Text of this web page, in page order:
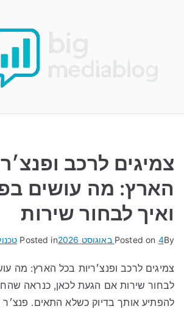
צמיגים לרכב
הארץ: מה עושים
ואיך לבחור שירות
By
Posted on 4 באוגוסט 2026 Posted in
צמיגים לרכב ופנצ׳ריות בכל הארץ: מה
לבחור שירות אם הגעת לכאן, כנראה
להפתיע אותך בדיוק כשלא התאים. פנצ׳ר